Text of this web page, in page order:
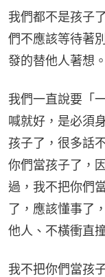
我們都不是孩子
們不應該等待著
發的替他人著想。
我們一直說要「
喊就好，是必須
孩子了，很多話
你們當孩子了，
過，我不把你們
了，應該懂事了
他人、不橫衝直
我不把你們當孩